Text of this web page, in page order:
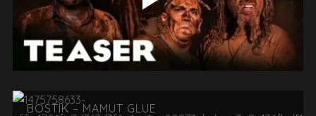
BOSTIK – MAMUT GLUE